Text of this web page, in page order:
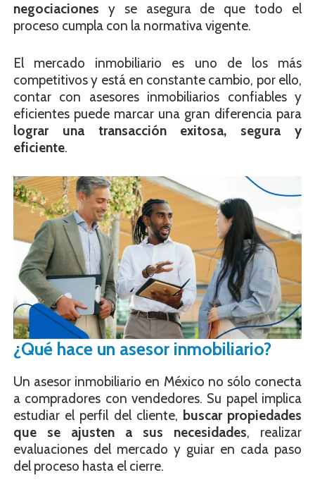
negociaciones y se asegura de que todo el
proceso cumpla con la normativa vigente.
El mercado inmobiliario es uno de los más
competitivos y está en constante cambio, por ello,
contar con asesores inmobiliarios confiables y
eficientes puede marcar una gran diferencia para
lograr una transacción exitosa, segura y
eficiente.
¿Qué hace un asesor inmobiliario?
Un asesor inmobiliario en México no sólo conecta
a compradores con vendedores. Su papel implica
estudiar el perfil del cliente, buscar propiedades
que se ajusten a sus necesidades, realizar
evaluaciones del mercado y guiar en cada paso
del proceso hasta el cierre.